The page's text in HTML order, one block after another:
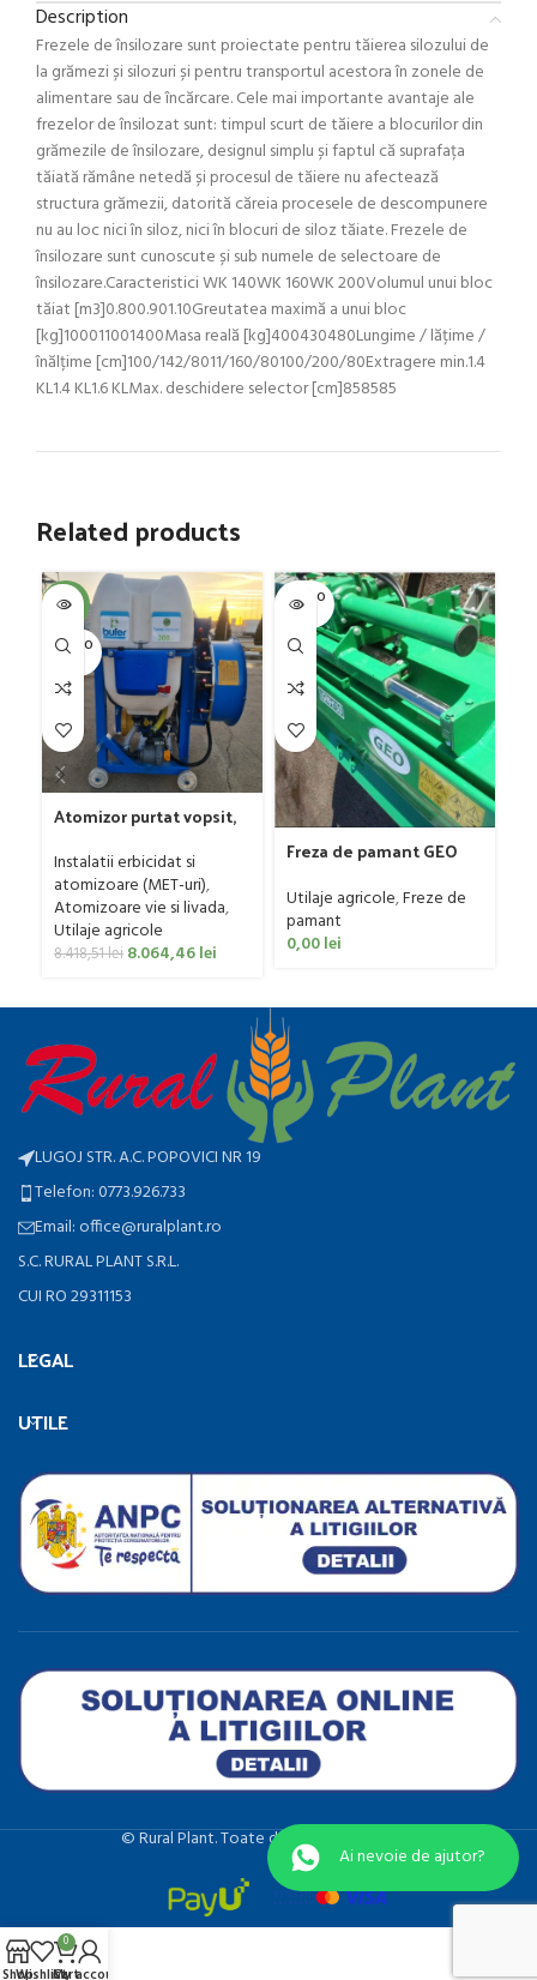
Description
Frezele de însilozare sunt proiectate pentru tăierea silozului de
la grămezi și silozuri și pentru transportul acestora în zonele de
alimentare sau de încărcare. Cele mai importante avantaje ale
frezelor de însilozat sunt: ​​timpul scurt de tăiere a blocurilor din
grămezile de însilozare, designul simplu și faptul că suprafața
tăiată rămâne netedă și procesul de tăiere nu afectează
structura grămezii, datorită căreia procesele de descompunere
nu au loc nici în siloz, nici în blocuri de siloz tăiate. Frezele de
însilozare sunt cunoscute și sub numele de selectoare de
însilozare.Caracteristici WK 140WK 160WK 200Volumul unui bloc
tăiat [m3]0.800.901.10Greutatea maximă a unui bloc
[kg]100011001400Masa reală [kg]400430480Lungime / lățime /
înălțime [cm]100/142/8011/160/80100/200/80Extragere min.1.4
KL1.4 KL1.6 KLMax. deschidere selector [cm]858585
Related products
-4%
SOLD O
UT
Atomizor purtat vopsit,
Bufer, model Ronda
Clasic, 200 litri
Instalatii erbicidat si
atomizoare (MET-uri),
Atomizoare vie si livada,
Utilaje agricole
8.418,51lei 8.064,46lei
SOLD O
UT
Freza de pamant GEO
Utilaje agricole,Freze de
pamant
0,00lei
LUGOJ STR. A.C. POPOVICI NR 19
Telefon: 0773.926.733
Email: office@ruralplant.ro
S.C. RURAL PLANT S.R.L.
CUI RO 29311153
LEGAL
UTILE
©️ Rural Plant. Toate drepturile rezervate.
Ai nevoie de ajutor?
ShopWishlist
0
Cart
My account